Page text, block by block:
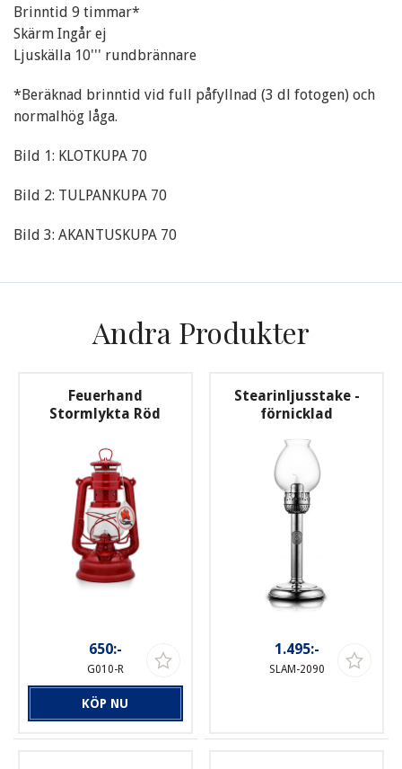
Brinntid 9 timmar*
Skärm Ingår ej
Ljuskälla 10''' rundbrännare
*Beräknad brinntid vid full påfyllnad (3 dl fotogen) och
normalhög låga.
Bild 1: KLOTKUPA 70
Bild 2: TULPANKUPA 70
Bild 3: AKANTUSKUPA 70
Andra Produkter
Feuerhand
Stormlykta Röd
650:-
G010-R
KÖP NU
Stearinljusstake -
förnicklad
1.495:-
SLAM-2090